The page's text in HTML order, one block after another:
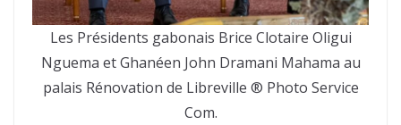
Les Présidents gabonais Brice Clotaire Oligui
Nguema et Ghanéen John Dramani Mahama au
palais Rénovation de Libreville ® Photo Service
Com.